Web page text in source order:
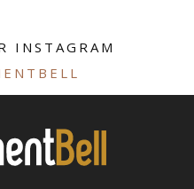
INSTAGRAM